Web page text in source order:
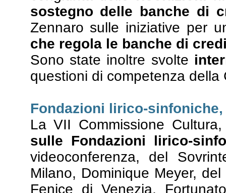
sostegno delle banche di
Zennaro sulle iniziative per
che regola le banche di
Sono state inoltre svolte
questioni di competenza della
Fondazioni lirico-
La VII Commissione
sulle Fondazioni lirico-
videoconferenza, del
Milano, Dominique Meyer,
Fenice di Venezia,